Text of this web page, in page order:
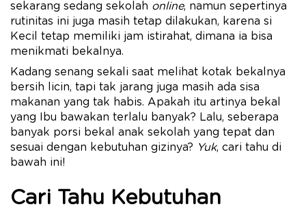
sekarang sedang sekolah online, namun sepertinya
rutinitas ini juga masih tetap dilakukan, karena si
Kecil tetap memiliki jam istirahat, dimana ia bisa
menikmati bekalnya.
Kadang senang sekali saat melihat kotak bekalnya
bersih licin, tapi tak jarang juga masih ada sisa
makanan yang tak habis. Apakah itu artinya bekal
yang Ibu bawakan terlalu banyak? Lalu, seberapa
banyak porsi bekal anak sekolah yang tepat dan
sesuai dengan kebutuhan gizinya? Yuk, cari tahu di
bawah ini!
Cari Tahu Kebutuhan